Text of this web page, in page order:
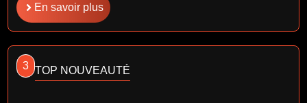
En savoir plus
3 TOP NOUVEAUTÉ